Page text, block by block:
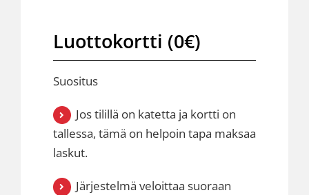
Luottokortti (0€)
Suositus
Jos tilillä on katetta ja kortti on
tallessa, tämä on helpoin tapa maksaa
laskut.
Järjestelmä veloittaa suoraan